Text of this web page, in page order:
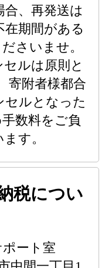
、再発送は
期間がある
さいませ。
ルは原則と
寄附者様都合
セルとなった
数料をご負
す。
税につい
ート室